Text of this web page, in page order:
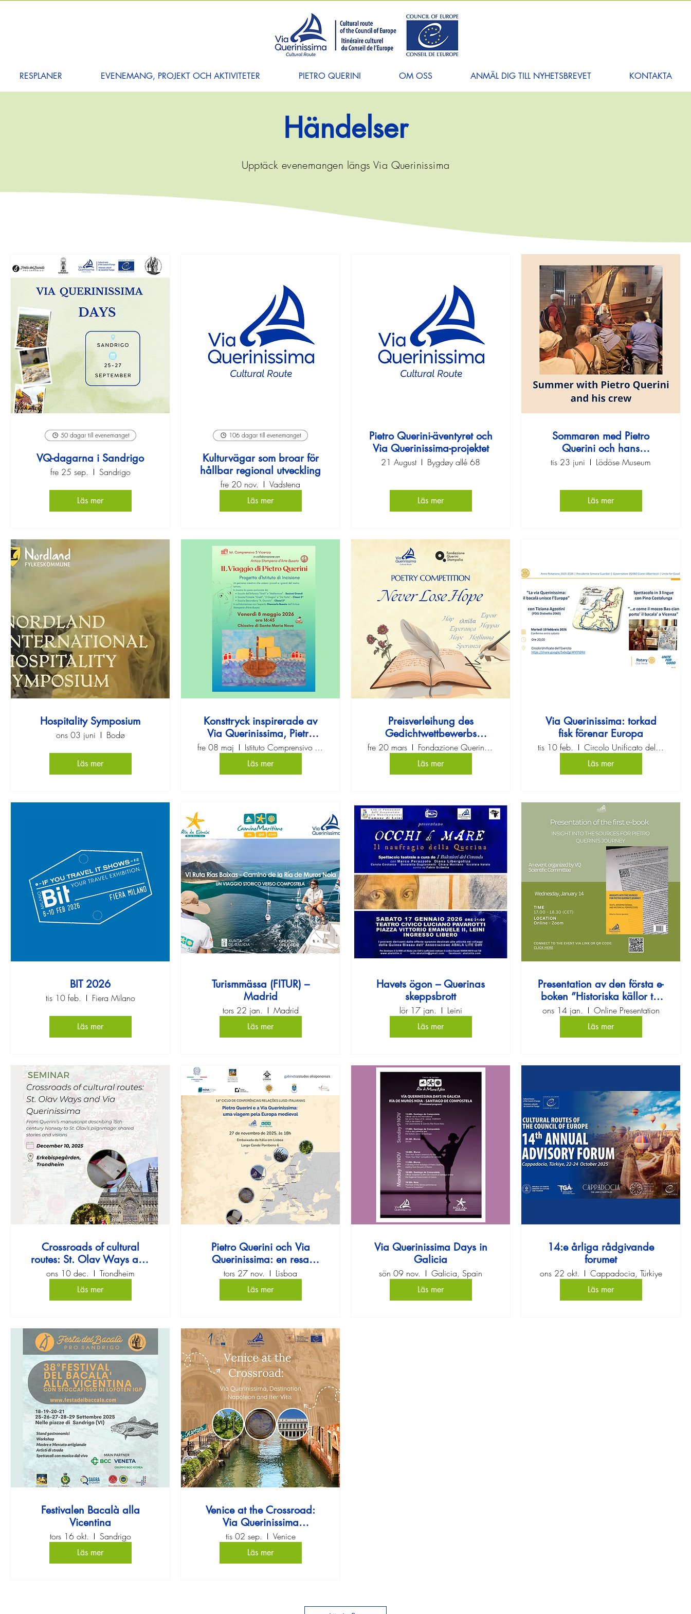
RESPLANER EVENEMANG, PROJEKT OCH AKTIVITETER PIETRO QUERINI OM OSS ANMÄL DIG TILL NYHETSBREVET KONTAKTA
Händelser
Upptäck evenemangen längs Via Querinissima
50 dagar till evenemanget
VQ-dagarna i Sandrigo
fre 25 sep. Sandrigo
Läs mer
106 dagar till evenemanget
Kulturvägar som broar för
hållbar regional utveckling
fre 20 nov. Vadstena
Läs mer
Pietro Querini-äventyret och
Via Querinissima-projektet
21 August Bygdøy allé 68
Läs mer
Sommaren med Pietro
Querini och hans
besättning
tis 23 juni Lödöse Museum
Läs mer
Hospitality Symposium
ons 03 juni Bodø
Läs mer
Konsttryck inspirerade av
Via Querinissima, Pietro
Querini och torsk
fre 08 maj Istituto Comprensivo Vicenza 5
Läs mer
Preisverleihung des
Gedichtwettbewerbs
„Never Lose Hope“
fre 20 mars Fondazione Querini Stampalia
Läs mer
Via Querinissima: torkad
fisk förenar Europa
tis 10 feb. Circolo Unificato dell'Esercito di Trevi
Läs mer
BIT 2026
tis 10 feb. Fiera Milano
Läs mer
Turismmässa (FITUR) –
Madrid
tors 22 jan. Madrid
Läs mer
Havets ögon – Querinas
skeppsbrott
lör 17 jan. Leini
Läs mer
Presentation av den första e-
boken ”Historiska källor till
Pietro Querinis resa”
ons 14 jan. Online Presentation
Läs mer
Crossroads of cultural
routes: St. Olav Ways and
Via Querinissima
ons 10 dec. Trondheim
Läs mer
Pietro Querini och Via
Querinissima: en resa
genom medeltidens Europa
tors 27 nov. Lisboa
Läs mer
Via Querinissima Days in
Galicia
sön 09 nov. Galicia, Spain
Läs mer
14:e årliga rådgivande
forumet
ons 22 okt. Cappadocia, Türkiye
Läs mer
Festivalen Bacalà alla
Vicentina
tors 16 okt. Sandrigo
Läs mer
Venice at the Crossroad:
Via Querinissima
Destination Napoleon and
Iter Vitis
tis 02 sep. Venice
Läs mer